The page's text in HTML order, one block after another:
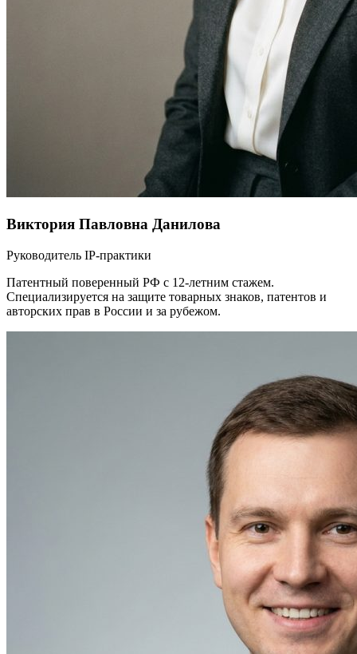
Виктория Павловна Данилова
Руководитель IP-практики
Патентный поверенный РФ с 12-летним стажем.
Специализируется на защите товарных знаков, патентов и
авторских прав в России и за рубежом.